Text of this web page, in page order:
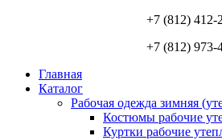
+7 (812) 412-
+7 (812) 973-
Главная
Каталог
Рабочая одежда зимняя
Костюмы рабочие
Куртки рабочие